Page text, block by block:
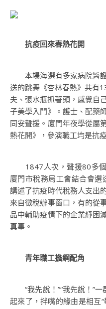
抗疫回來春熱花開
本場海選有多家病院醫護
送的跳舞《杏林春熱》共有
夫、張水瓶抓著頭，感覺自
子美學入門》。護士、配藥
同安聲援。廈門年夜學從屬
熱花開》，參演職工均是抗
1847人次，聲援80多個
廈門市稅務局工會結合會選
講述了抗疫時代稅務人支出
來自徵稅辦事窗口，有的從
品中輔助疫情下的企業紓困
真事。
青年職工擔綱配角
“我先說！”“我先說！”一
起來了，拌嘴的緣由是相互